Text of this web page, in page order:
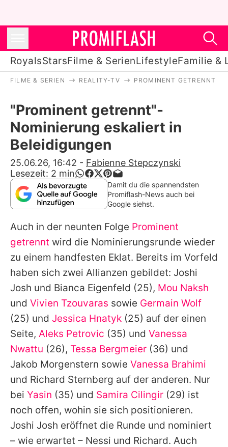
RoyalsStarsFilme & SerienLifestyleFamilie &
Stars
Filme & Serien
Lifestyle
Familie & Liebe
Promiflash Exklusiv
Alle Themen auf Promiflash
Jobs
App runterladen
Team
Redaktionelle Richtlinien
Impressum
Datenschutzerklärung
Nutzungsbedingungen
Utiq verwalten
FILME & SERIEN REALITY-TV PROMINENT GETRENNT
"Prominent getrennt"-
Nominierung eskaliert in
Beleidigungen
25.06.26, 16:42 - Fabienne Stepczynski
Lesezeit: 2 min
Damit du die spannendsten
Promiflash-News auch bei
Google siehst.
Auch in der neunten Folge Prominent
getrennt wird die Nominierungsrunde wieder
zu einem handfesten Eklat. Bereits im Vorfeld
haben sich zwei Allianzen gebildet: Joshi
Josh und Bianca Eigenfeld (25), Mou Naksh
und Vivien Tzouvaras sowie Germain Wolf
(25) und Jessica Hnatyk (25) auf der einen
Seite, Aleks Petrovic (35) und Vanessa
Nwattu (26), Tessa Bergmeier (36) und
Jakob Morgenstern sowie Vanessa Brahimi
und Richard Sternberg auf der anderen. Nur
bei Yasin (35) und Samira Cilingir (29) ist
noch offen, wohin sie sich positionieren.
Joshi Josh eröffnet die Runde und nominiert
– wie erwartet – Nessi und Richard. Auch